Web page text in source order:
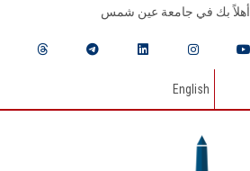
أهلاً بك في جامعة عين شمس
English